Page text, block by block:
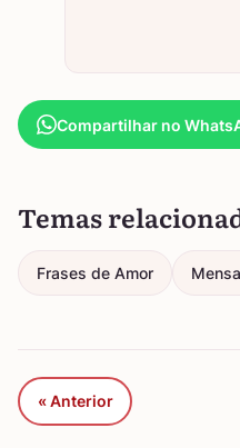
Compartilhar no
Temas
Frases de Amor
« Anterior